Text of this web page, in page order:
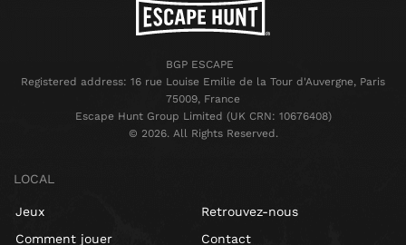
BGP ESCAPE
Registered address: 16 rue Louise Emilie de la Tour d'Auvergne, Paris
75009, France
Escape Hunt Group Limited (UK CRN: 10676408)
©️ 2026. All Rights Reserved.
LOCAL
Jeux
Comment jouer
Retrouvez-nous
Contact